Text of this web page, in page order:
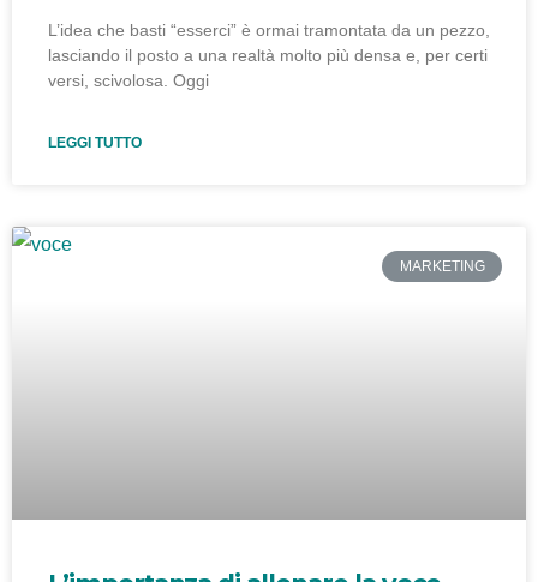
L’idea che basti “esserci” è ormai tramontata da un pezzo,
lasciando il posto a una realtà molto più densa e, per certi
versi, scivolosa. Oggi
LEGGI TUTTO
MARKETING